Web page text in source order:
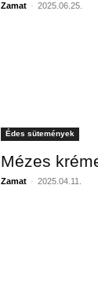
Zamat - 2025.06.25.
Édes sütemények
Mézes
Zamat - 2025.04.11.